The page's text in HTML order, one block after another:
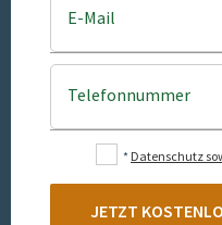
E-Mail
Telefonnummer
* Datenschutz
JETZT